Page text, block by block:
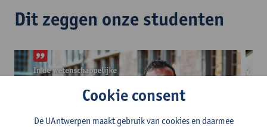
Dit zeggen onze studenten
Cookie consent
De UAntwerpen maakt gebruik van cookies en daarmee